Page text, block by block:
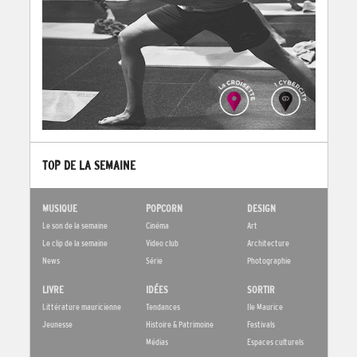
TOP DE LA SEMAINE
MUSIQUE
Le son de la semaine
Le clip de la semaine
News
POPCORN
Cinéma
Video club
Série
DESIGN
Art
Architecture
Photographie
LIVRE
Littérature mauricienne
Jeunesse
IDÉES
Tendances
Histoire & Patrimoine
Médias
SORTIR
Ile Maurice
Festivals
Espaces culturels